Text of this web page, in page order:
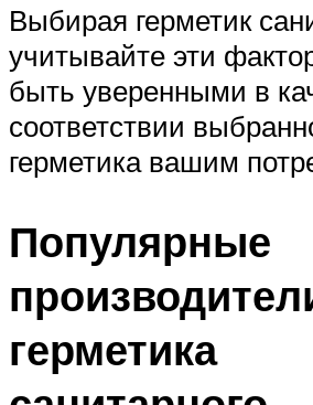
Выбирая герметик
учитывайте эти
быть уверенными в
соответствии
герметика вашим
Популярные
герметика